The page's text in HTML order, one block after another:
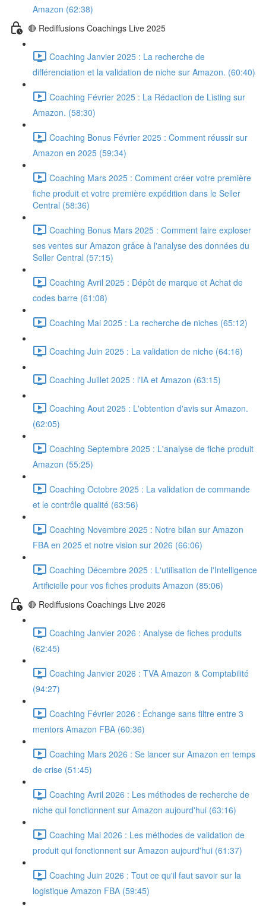
Amazon (62:38)
🔴 Rediffusions Coachings Live 2025
Coaching Janvier 2025 : La recherche de
différenciation et la validation de niche sur Amazon. (60:40)
Coaching Février 2025 : La Rédaction de Listing sur
Amazon. (58:30)
Coaching Bonus Février 2025 : Comment réussir sur
Amazon en 2025 (59:34)
Coaching Mars 2025 : Comment créer votre première
fiche produit et votre première expédition dans le Seller
Central (58:36)
Coaching Bonus Mars 2025 : Comment faire exploser
ses ventes sur Amazon grâce à l'analyse des données du
Seller Central (57:15)
Coaching Avril 2025 : Dépôt de marque et Achat de
codes barre (61:08)
Coaching Mai 2025 : La recherche de niches (65:12)
Coaching Juin 2025 : La validation de niche (64:16)
Coaching Juillet 2025 : l'IA et Amazon (63:15)
Coaching Aout 2025 : L'obtention d'avis sur Amazon.
(62:05)
Coaching Septembre 2025 : L'analyse de fiche produit
Amazon (55:25)
Coaching Octobre 2025 : La validation de commande
et le contrôle qualité (63:56)
Coaching Novembre 2025 : Notre bilan sur Amazon
FBA en 2025 et notre vision sur 2026 (66:06)
Coaching Décembre 2025 : L'utilisation de l'Intelligence
Artificielle pour vos fiches produits Amazon (85:06)
🔴 Rediffusions Coachings Live 2026
Coaching Janvier 2026 : Analyse de fiches produits
(62:45)
Coaching Janvier 2026 : TVA Amazon & Comptabilité
(94:27)
Coaching Février 2026 : Échange sans filtre entre 3
mentors Amazon FBA (60:36)
Coaching Mars 2026 : Se lancer sur Amazon en temps
de crise (51:45)
Coaching Avril 2026 : Les méthodes de recherche de
niche qui fonctionnent sur Amazon aujourd'hui (63:16)
Coaching Mai 2026 : Les méthodes de validation de
produit qui fonctionnent sur Amazon aujourd'hui (61:37)
Coaching Juin 2026 : Tout ce qu'il faut savoir sur la
logistique Amazon FBA (59:45)